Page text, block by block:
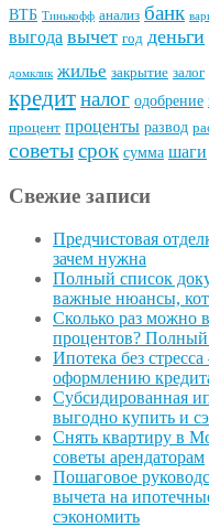
ВТБ Тинькофф анализ банк
выгода вычет год деньги
домклик жилье закрытие залог
кредитналог одобрение
процент проценты развод
советысрок сумма шаги
Свежие записи
Предчистовая
зачем нужна
Полный список
важные нюансы,
Сколько раз можно
процентов? Полный
Ипотека без
оформлению
Субсидированная
выгодно купить и
Снять квартиру в
советы арендаторам
Пошаговое
вычета на
сэкономить